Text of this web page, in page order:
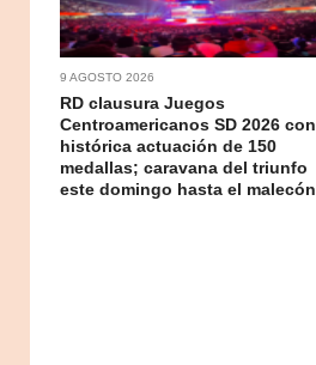
9 AGOSTO 2026
RD clausura Juegos
Centroamericanos SD 2026 con
histórica actuación de 150
medallas; caravana del triunfo
este domingo hasta el malecón